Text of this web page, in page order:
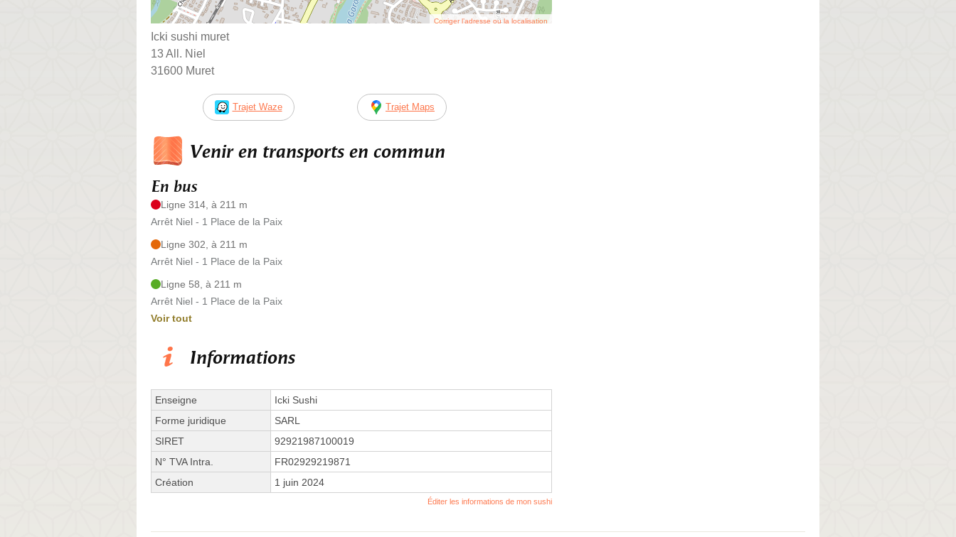
Corriger l’adresse ou la localisation
Icki sushi muret
13 All. Niel
31600 Muret
Trajet Waze Trajet Maps
Venir en transports en commun
En bus
Ligne 314, à 211 m
Arrêt Niel - 1 Place de la Paix
Ligne 302, à 211 m
Arrêt Niel - 1 Place de la Paix
Ligne 58, à 211 m
Arrêt Niel - 1 Place de la Paix
Voir tout
Informations
Enseigne
Icki Sushi
Forme juridique
SARL
SIRET
92921987100019
N° TVA Intra.
FR02929219871
Création
1 juin 2024
Éditer les informations de mon sushi